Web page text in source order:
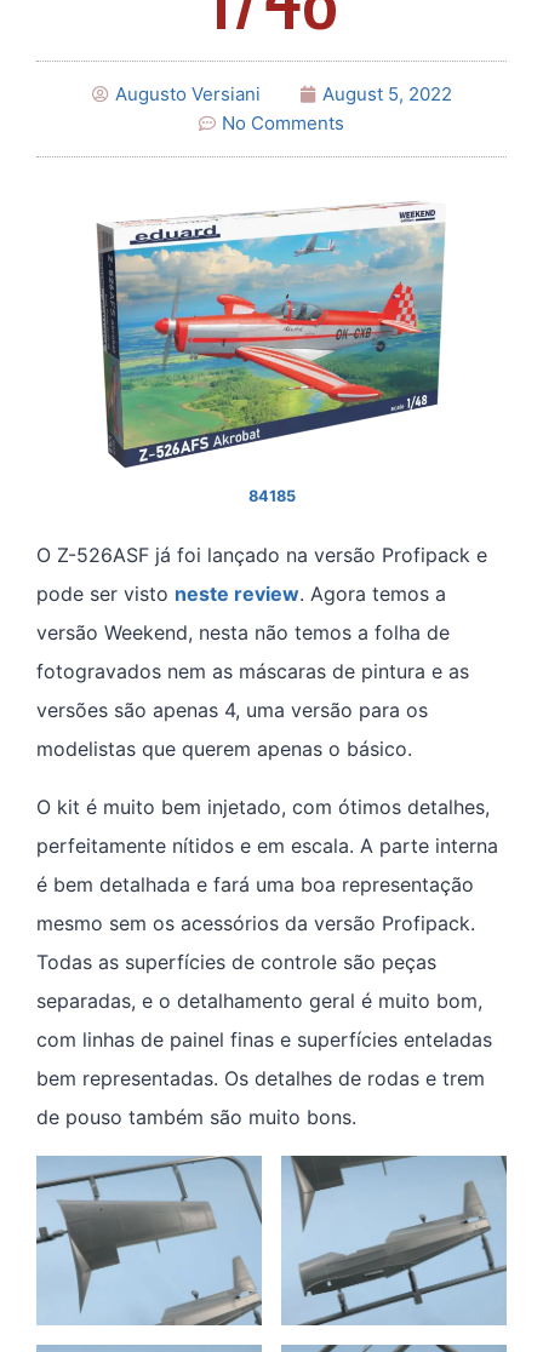
Augusto Versiani
August 5, 2022
No Comments
84185
O Z-526ASF já foi lançado na versão Profipack e
pode ser visto neste review. Agora temos a
versão Weekend, nesta não temos a folha de
fotogravados nem as máscaras de pintura e as
versões são apenas 4, uma versão para os
modelistas que querem apenas o básico.
O kit é muito bem injetado, com ótimos detalhes,
perfeitamente nítidos e em escala. A parte interna
é bem detalhada e fará uma boa representação
mesmo sem os acessórios da versão Profipack.
Todas as superfícies de controle são peças
separadas, e o detalhamento geral é muito bom,
com linhas de painel finas e superfícies enteladas
bem representadas. Os detalhes de rodas e trem
de pouso também são muito bons.